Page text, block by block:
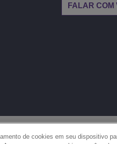
FALAR COM
de cookies em seu dispositivo